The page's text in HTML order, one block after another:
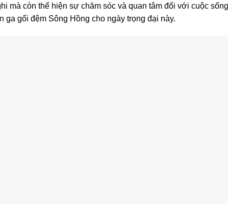
mà còn thể hiện sự chăm sóc và quan tâm đối với cuộc
ga gối đệm Sông Hồng cho ngày trọng đại này.